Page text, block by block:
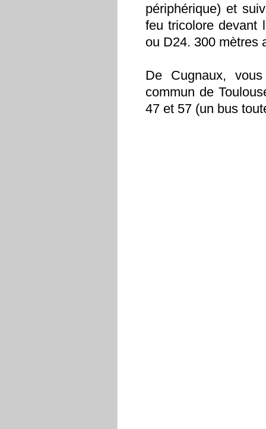
périphérique) et
feu tricolore devant
ou D24. 300 mètres
De Cugnaux,
commun de
47 et 57 (un bus